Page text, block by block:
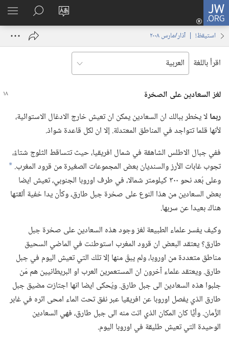
JW.ORG
تغيير
الموقع
تسجيل
الدخول
نافذة
البحث
في
JW.‎ORG
استيقظ‏!‏ | ‏‎آذار/مارس‏ ‏‎٢٠٠٨‏
اقرأ باللغة
لغز السعادين على الصخرة
ربمالا يخطر ببالك ان السعادين يمكن ان تعيش خارج الادغال الاستوائية،‏
لأنها قلما تتواجد في المناطق المعتدلة.‏ إلا ان لكل قاعدة شواذ.‏
ففي جبال الاطلس الشاهقة في شمال افريقيا،‏ حيث تتساقط الثلوج شتاءً،‏
تجوب غابات الأرز والسنديان بعض المجموعات الصغيرة من قرود المغرب.‏ *
وعلى بُعد نحو ٣٠٠ كيلومتر شمالا،‏ في طرف اوروبا الجنوبي،‏ تعيش ايضا
بعض السعادين من هذا النوع على صخرة جبل طارق،‏ وكأن يدا خفية ألقتها
هناك بعيدا عن سربها.‏
وكيف يفسر علماء الطبيعة لغز وجود هذه السعادين على صخرة جبل
طارق؟‏ يعتقد البعض ان قرود المغرب استوطنت في الماضي السحيق
مناطق متعددة من اوروبا،‏ ولم يبقَ منها إلا تلك التي تعيش اليوم في جبل
طارق.‏ ويعتقد علماء آخرون ان المستعمرين العرب او البريطانيين هم مَن
جلبوا هذه السعادين الى جبل طارق.‏ ويُحكى ايضا انها اجتازت مضيق جبل
طارق الذي يفصل اوروبا عن افريقيا عبر نفق تحت الماء امحى اثره في غابر
الزَّمان.‏ وأيًّا كان المكان الذي اتت منه الى جبل طارق،‏ فهي السعادين
الوحيدة التي تعيش طليقة في اوروبا اليوم.‏